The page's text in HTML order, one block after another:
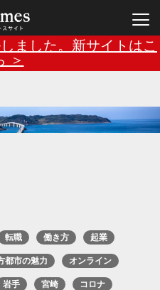
ました。新サイトはこ
＞
転職 働き方 起業
都市の魅力 オンライン
岩手 宮崎 コロナ